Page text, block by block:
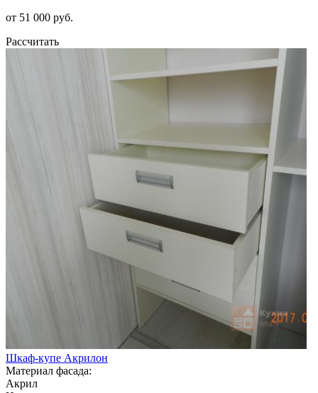
от 51 000 руб.
Рассчитать
Шкаф-купе Акрилон
Материал фасада:
Акрил